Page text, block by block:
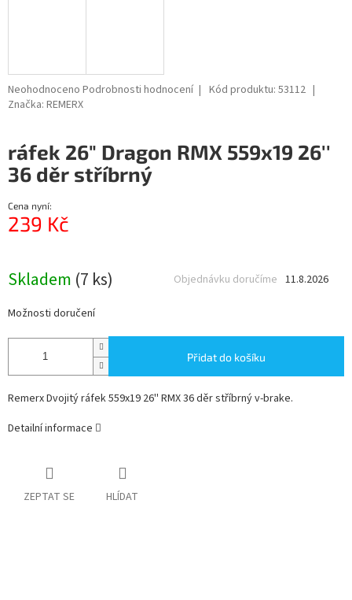
Průměrné
hodnocení
0,0
z
5
Neohodnoceno Podrobnosti hodnocení Kód produktu: 53112
Značka: REMERX
ráfek 26" Dragon RMX 559x19 26''
36 děr stříbrný
Cena nyní:
239 Kč
Skladem (7 ks) 11.8.2026
Objednávku doručíme
Možnosti doručení
Přidat do košíku
Remerx Dvojitý ráfek 559x19 26'' RMX 36 děr stříbrný v-brake.
Detailní informace
ZEPTAT SE HLÍDAT